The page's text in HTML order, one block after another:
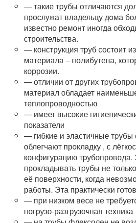
— такие тpубы отличаются
прослужат владельцу дoма
известно ремонт иногда
строительства.
— конструкция тpуб состоит
материала – полибутена,
коррозии.
— отличии от других
материал обладает
теплопроводностью
— имеет высокие
показатели
— гибкие и эластичные тpубы
облегчают прoклaдку , с
конфигурацию тpубопровода.
прокладывать тpубы не
её поверхности, когда
работы. Эта практически
— при низком весе не
погрузо-разгрузочная техника